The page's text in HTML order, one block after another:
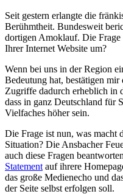
Seit gestern erlangte die
Berühmtheit. Bundesweit
dortigen Amoklauf. Die
Ihrer Internet Website um?
Wenn bei uns in der Region
Bedeutung hat, bestätigen mir
Zugriffe dadurch erheblich in
dass in ganz Deutschland für
Vielfaches höher sein.
Die Frage ist nun, was macht
Situation? Die Ansbacher
auch diese Fragen
Statement auf ihrere
das große Medienecho und
der Seite selbst erfolgen soll.